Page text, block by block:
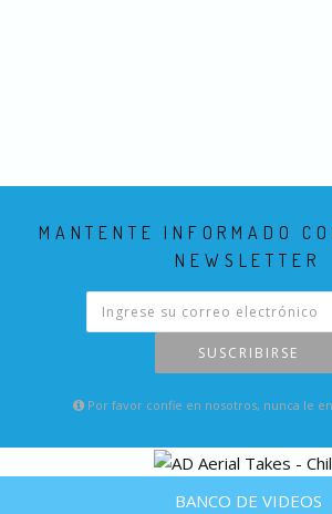
MANTENTE INFORMADO
NEWSLETTER
SUSCRIBIRSE
Por favor confie en nosotros, nunca le
BANCO DE VIDEOS